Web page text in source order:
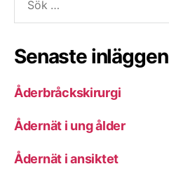
efter:
Senaste inläggen
Åderbråckskirurgi
Ådernät i ung ålder
Ådernät i ansiktet